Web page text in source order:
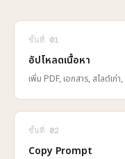
ขั้นที่ 01
อัปโหลดเนื้อหา
เพิ่ม PDF, เอกสาร, สไลด์เ
ขั้นที่ 02
Copy Prompt